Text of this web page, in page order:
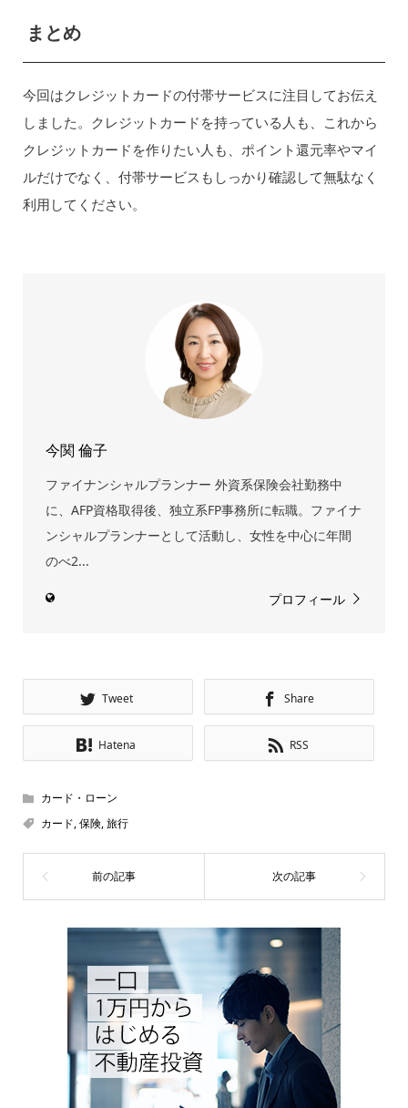
まとめ
今回はクレジットカードの付帯サービスに注目してお伝え
しました。クレジットカードを持っている人も、これから
クレジットカードを作りたい人も、ポイント還元率やマイ
ルだけでなく、付帯サービスもしっかり確認して無駄なく
利用してください。
今関 倫子
ファイナンシャルプランナー 外資系保険会社勤務中
に、AFP資格取得後、独立系FP事務所に転職。ファイナ
ンシャルプランナーとして活動し、女性を中心に年間
のべ2...
プロフィール
Tweet Share
Hatena RSS
カード・ローン
カード,保険,旅行